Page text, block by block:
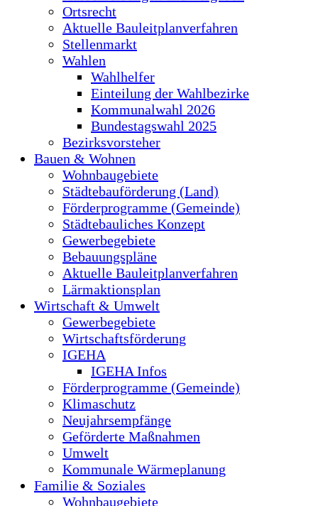
Ortsrecht
Aktuelle Bauleitplanverfahren
Stellenmarkt
Wahlen
Wahlhelfer
Einteilung der Wahlbezirke
Kommunalwahl 2026
Bundestagswahl 2025
Bezirksvorsteher
Bauen & Wohnen
Wohnbaugebiete
Städtebauförderung (Land)
Förderprogramme (Gemeinde)
Städtebauliches Konzept
Gewerbegebiete
Bebauungspläne
Aktuelle Bauleitplanverfahren
Lärmaktionsplan
Wirtschaft & Umwelt
Gewerbegebiete
Wirtschaftsförderung
IGEHA
IGEHA Infos
Förderprogramme (Gemeinde)
Klimaschutz
Neujahrsempfänge
Geförderte Maßnahmen
Umwelt
Kommunale Wärmeplanung
Familie & Soziales
Wohnbaugebiete